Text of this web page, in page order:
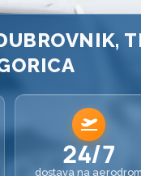
24/7
dostava na aerodrom